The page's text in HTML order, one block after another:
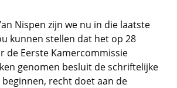
Nispen zijn we nu in die laatste
kunnen stellen dat het op 28
de Eerste Kamercommissie
genomen besluit de schriftelijke
recht doet aan de